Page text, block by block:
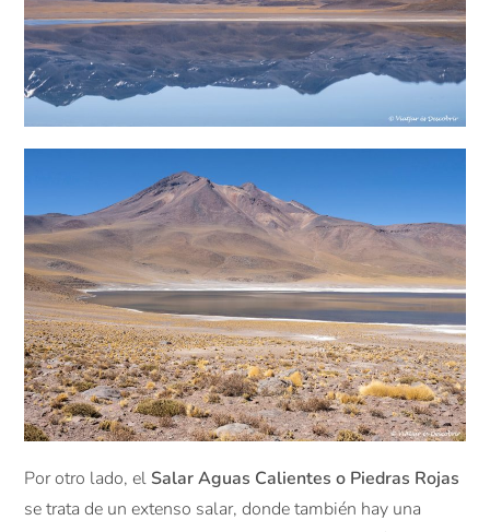
Por otro lado, el Salar Aguas Calientes o Piedras Rojas
se trata de un extenso salar, donde también hay una